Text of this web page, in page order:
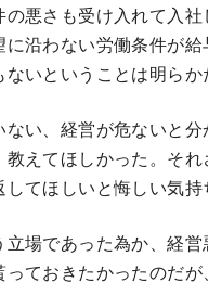
悪さも受け入れて入
沿わない労働条件が
いということは明らか
い、経営が危ないと
えてほしかった。そ
てほしいと悔しい気持
場であった為か、経
ておきたかったのだ